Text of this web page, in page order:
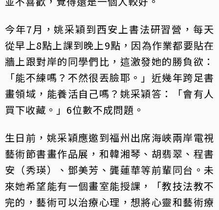
今年7月，姚采穎到西安上書法研習營，每天
從早上8點上課到晚上9點，因為作業都要貼在
牆上跟對岸的同學們比，這激發她的勝負欲：
「能不練嗎？不然很丟臉耶。」近幾年跨足書
畫領域，能養活自己嗎？姚采穎答：「會有人
買下收藏。」6位數不成問題。
生日前，姚采穎應邀到福州出席海峽兩岸電視
藝術節書畫作品展，和韓湘琴、胡翡翠、程書
安（秀瑛）、鄧美芳、龔蓮華等前輩同台。未
來她希望能有一個畫室能授課，「教技法教不
完的，藝術可以治療心理，想將心靈和藝術療